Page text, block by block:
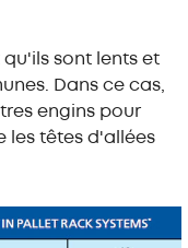
sont lents et
Dans ce cas,
engins pour
les têtes d'allées